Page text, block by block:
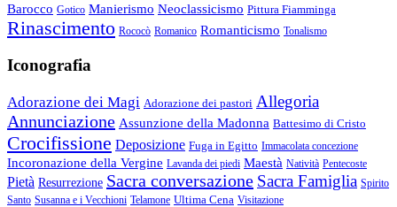
Barocco Gotico Manierismo Neoclassicismo Pittura Fiamminga
Rinascimento Rococò Romanico Romanticismo Tonalismo
Iconografia
Adorazione dei Magi Adorazione dei pastori Allegoria
Annunciazione Assunzione della Madonna Battesimo di Cristo
Crocifissione Deposizione Fuga in Egitto Immacolata concezione
Incoronazione della Vergine Lavanda dei piedi Maestà Natività Pentecoste
Pietà Resurrezione Sacra conversazione Sacra Famiglia Spirito
Santo Susanna e i Vecchioni Telamone Ultima Cena Visitazione